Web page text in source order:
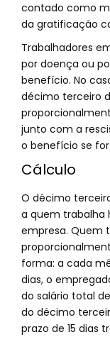
contado como
da gratificação
Trabalhadores
por doença ou
benefício. No
décimo terceiro
junto com a
o benefício se
Cálculo
O décimo
a quem trabalha
empresa. Quem
forma: a cada
dias, o
do salário total
do décimo
prazo de 15 dias